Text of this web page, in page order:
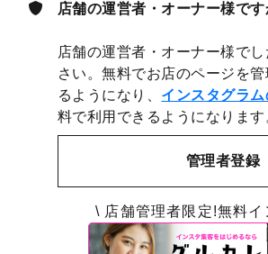
店舗の運営者・オーナー様です
店舗の運営者・オーナー様で
さい。無料でお店のページを
るようになり、 インスタグラ
料で利用できるようになります
管理者登録
\ 店舗管理者限定!無料